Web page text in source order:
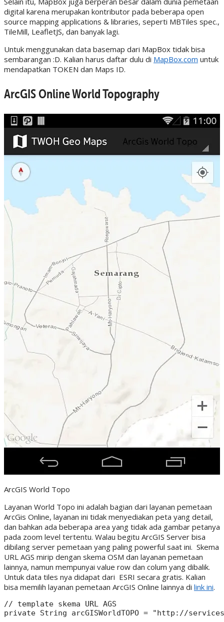
digital karena merupakan kontributor pada beberapa open
source mapping applications & libraries, seperti MBTiles spec.,
TileMill, LeafletJS, dan banyak lagi.
Untuk menggunakan data basemap dari MapBox tidak bisa
sembarangan :D. Kalian harus daftar dulu di MapBox.com untuk
mendapatkan TOKEN dan Maps ID.
ArcGIS Online World Topography
ArcGIS World Topo
Layanan World Topo ini adalah bagian dari layanan pemetaan
ArcGis Online, layanan ini tidak menyediakan peta yang detail,
dan bahkan ada beberapa area yang tidak ada gambar petanya
pada zoom level tertentu. Walau begitu ArcGIS Server bisa
dibilang server pemetaan yang paling powerful saat ini. Skema
URL AGS mirip dengan skema OSM dan layanan pemetaan
lainnya, namun mempunyai value row dan colum yang dibalik.
Untuk data tiles nya didapat dari ESRI secara gratis. Kalian
bisa memilih layanan pemetaan ArcGIS Online lainnya di link ini.
// template skema URL AGS